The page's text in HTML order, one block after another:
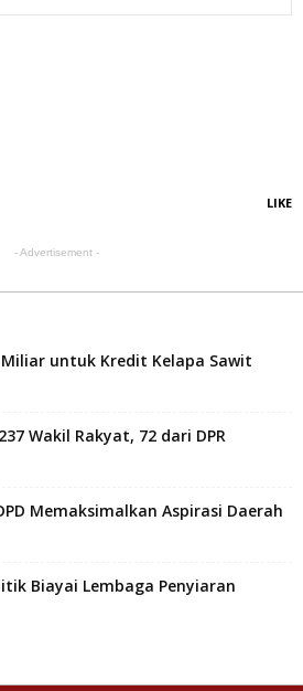
LIKE
- Advertisement -
Miliar untuk Kredit Kelapa Sawit
Wakil Rakyat, 72 dari DPR
Memaksimalkan Aspirasi Daerah
Biayai Lembaga Penyiaran